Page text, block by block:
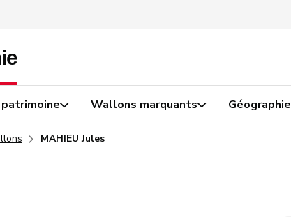
Wallons marquants Géographie
MAHIEU Jules